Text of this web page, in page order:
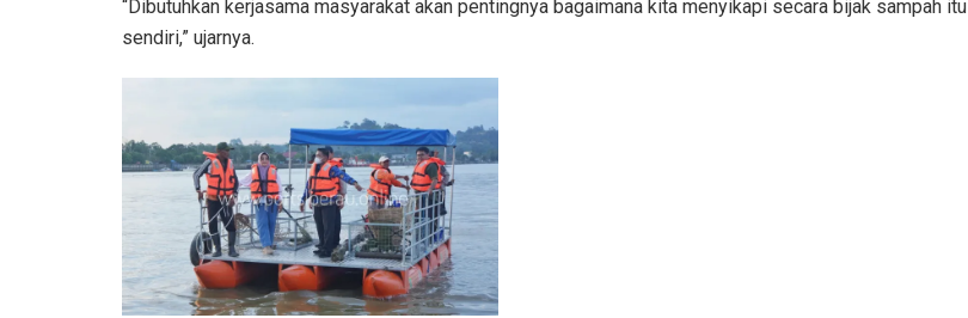
“Dibutuhkan kerjasama masyarakat akan pentingnya bagaimana kita menyikapi secara bijak sampah itu
sendiri,” ujarnya.